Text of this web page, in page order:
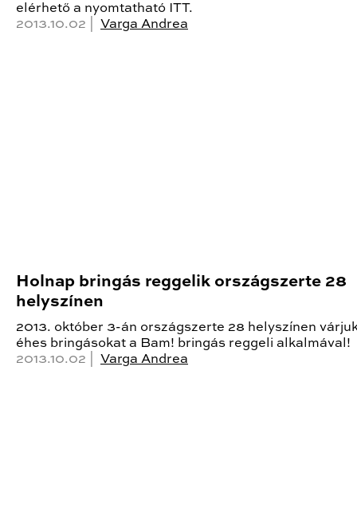
elérhető a nyomtatható ITT.
2013.10.02 | Varga Andrea
Holnap bringás reggelik országszerte 28
helyszínen
2013. október 3-án országszerte 28 helyszínen
éhes bringásokat a Bam! bringás reggeli alkalmával!
2013.10.02 | Varga Andrea